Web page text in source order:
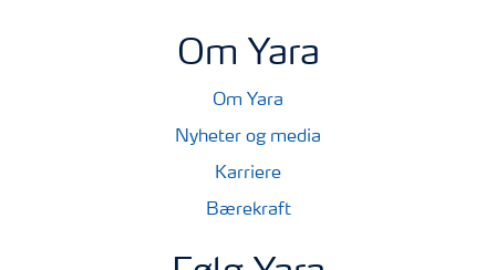
Om Yara
Om Yara
Nyheter og media
Karriere
Bærekraft